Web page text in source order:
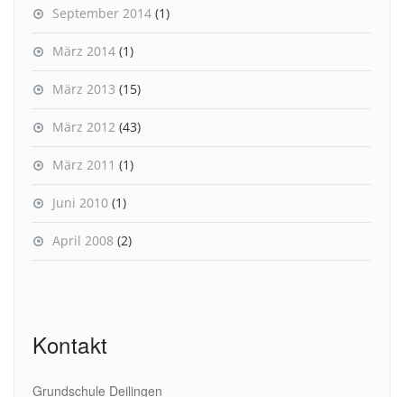
September 2014 (1)
März 2014 (1)
März 2013 (15)
März 2012 (43)
März 2011 (1)
Juni 2010 (1)
April 2008 (2)
Kontakt
Grundschule Deilingen